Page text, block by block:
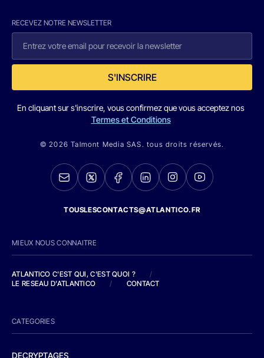
RECEVEZ NOTRE NEWSLETTER
S'INSCRIRE
En cliquant sur s'inscrire, vous confirmez que vous acceptez nos
Termes et Conditions
© 2026 Talmont Media SAS. tous droits réservés.
TOUSLESCONTACTS@ATLANTICO.FR
MIEUX NOUS CONNAITRE
ATLANTICO C'EST QUI, C'EST QUOI ?
/
LE RESEAU D'ATLANTICO
/ CONTACT
CATEGORIES
DECRYPTAGES